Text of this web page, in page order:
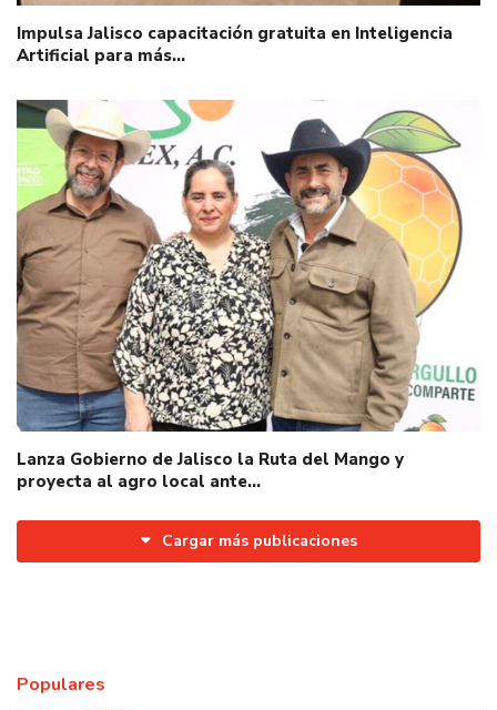
Impulsa Jalisco capacitación gratuita en Inteligencia
Artificial para más…
Lanza Gobierno de Jalisco la Ruta del Mango y
proyecta al agro local ante…
Cargar más publicaciones
Populares